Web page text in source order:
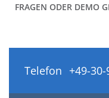
FRAGEN ODER DEMO
Telefon +49-